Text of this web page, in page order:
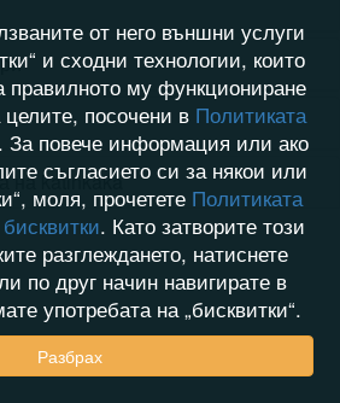
на katinkaka
от него външни услуги
и сходни технологии, които
правилното му функциониране
целите, посочени в Политиката
. За повече информация или ако
съгласието си за някои или
моля, прочетете Политиката
. Като затворите този
разглеждането, натиснете
по друг начин навигирате в
употребата на „бисквитки“.
Разбрах